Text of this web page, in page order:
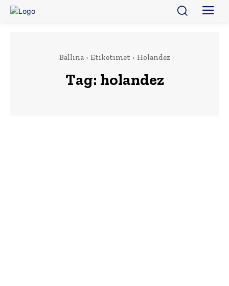
Ballina Etiketimet Holandez
Tag: holandez